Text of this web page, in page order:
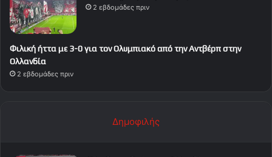
2 εβδομάδες πριν
Φιλική ήττα με 3-0 για τον Ολυμπιακό από την Αντβέρπ στην
Ολλανδία
2 εβδομάδες πριν
Δημοφιλής